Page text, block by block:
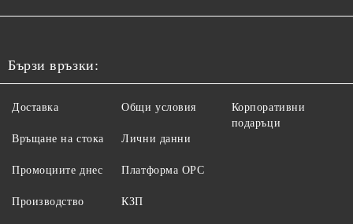
Бързи връзки:
Доставка
Връщане на стока
Промоциите днес
Производство
Общи условия
Лични данни
Платформа ОРС
КЗП
Корпоративни
подаръци